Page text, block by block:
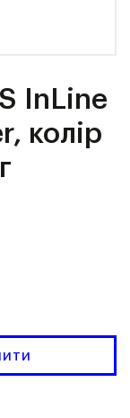
InLine
колір